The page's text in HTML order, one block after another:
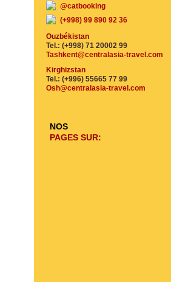
@catbooking
(+998) 99 890 92 36
Ouzbékistan
Tel.: (+998) 71 20002 99
Tashkent@centralasia-travel.com
Kirghizstan
Tel.: (+996) 55665 77 99
Osh@centralasia-travel.com
NOS
PAGES SUR: